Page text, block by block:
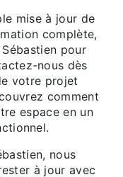
mise à jour de
complète,
pour
nous dès
votre projet
comment
espace en un
nous
à jour avec